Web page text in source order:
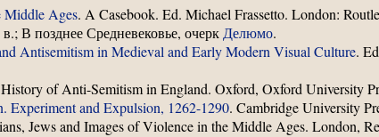
Middle Ages. A Casebook. Ed. Michael Frassetto. London:
в.; В позднее Средневековье, очеркДелюмо.
Antisemitism in Medieval and Early Modern Visual Culture.
of Anti-Semitism in England. Oxford, Oxford University
Experiment and Expulsion, 1262-1290. Cambridge University
Jews and Images of Violence in the Middle Ages. London,